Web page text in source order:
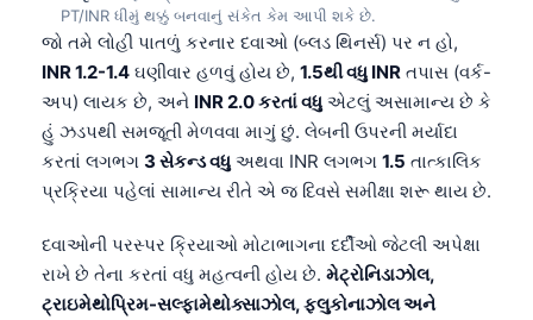
PT/INR ધીમું થક્કું બનવાનું સંકેત કેમ આપી શકે છે.
જો તમે લોહી પાતળું કરનાર દવાઓ (બ્લડ થિનર્સ) પર ન હો,
INR 1.2-1.4 ઘણીવાર હળવું હોય છે, 1.5થી વધુ INR તપાસ (વર્ક-
અપ) લાયક છે, અને INR 2.0 કરતાં વધુ એટલું અસામાન્ય છે કે
હું ઝડપથી સમજૂતી મેળવવા માગું છું. લેબની ઉપરની મર્યાદા
કરતાં લગભગ 3 સેકન્ડ વધુ અથવા INR લગભગ 1.5 તાત્કાલિક
પ્રક્રિયા પહેલાં સામાન્ય રીતે એ જ દિવસે સમીક્ષા શરૂ થાય છે.
દવાઓની પરસ્પર ક્રિયાઓ મોટાભાગના દર્દીઓ જેટલી અપેક્ષા
રાખે છે તેના કરતાં વધુ મહત્વની હોય છે. મેટ્રોનિડાઝોલ,
ટ્રાઇમેથોપ્રિમ-સલ્ફામેથોક્સાઝોલ, ફ્લુકોનાઝોલ અને